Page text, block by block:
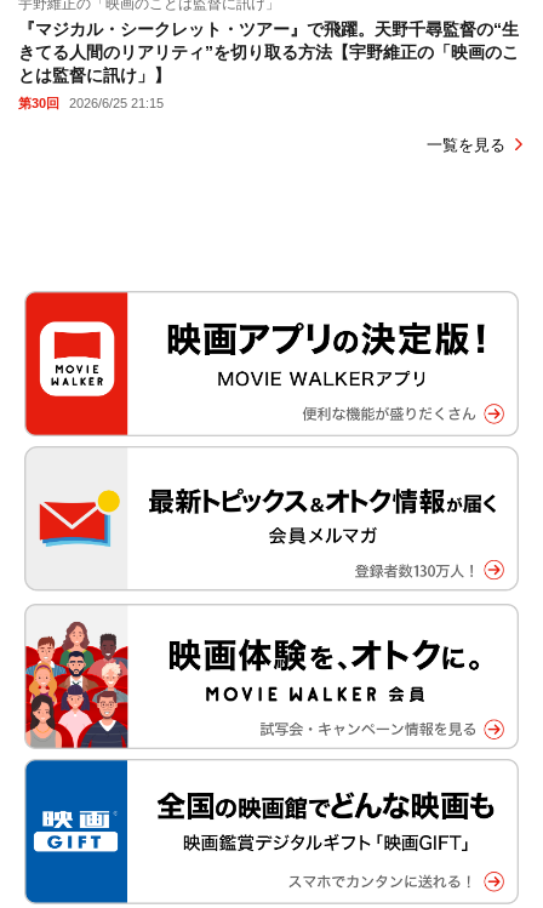
『マジカル・シークレット・ツアー』で飛躍。天野千尋監督の“生
きてる人間のリアリティ”を切り取る方法【宇野維正の「映画のこ
とは監督に訊け」】
第30回 2026/6/25 21:15
一覧を見る